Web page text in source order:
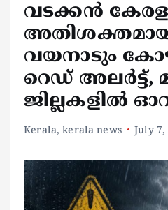
വടക്കൻ
വയനാടും
റെഡ് അലർട്ട്,
ജില്ലകളിൽ
Kerala,kerala news July 7,